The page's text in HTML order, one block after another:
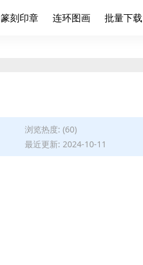
篆刻印章 连环图画 批量下载
浏览热度: (60)
最近更新: 2024-10-11